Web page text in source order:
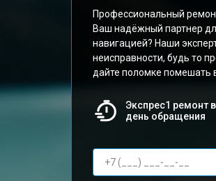
Профессиональный
Ваш надёжный партнер
навигацией? Наши
неисправности, будь то
дайте поломке помешать
Экспрес1 ремонт в
день обращения